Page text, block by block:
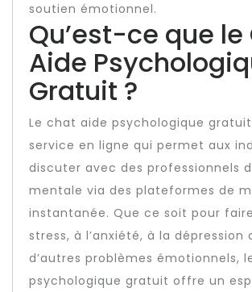
soutien émotionnel.
Qu’est-ce que
Aide
Gratuit ?
Le chat aide psychologique
service en ligne qui permet aux
discuter avec des professionnels
mentale via des plateformes de
instantanée. Que ce soit pour
stress, à l’anxiété, à la dépression
d’autres problèmes émotionnels,
psychologique gratuit offre un